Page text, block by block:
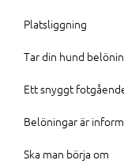
Platsliggning
Tar din hund
Ett snyggt
Belöningar är
Ska man börja om